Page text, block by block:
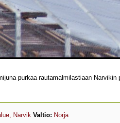
purkaa rautamalmilastiaan
Narvik Valtio: Norja